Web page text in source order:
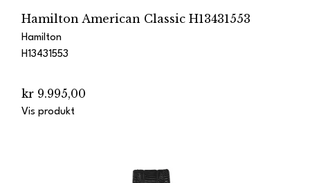
Hamilton American Classic H13431553
Hamilton
H13431553
kr 9.995,00
Vis produkt